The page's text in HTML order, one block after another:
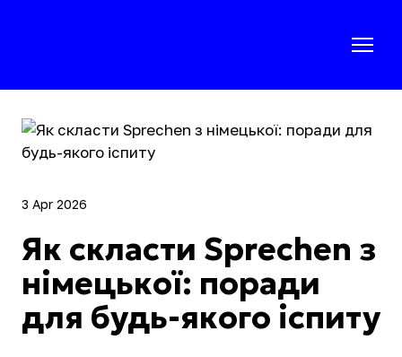
3 Apr 2026
Як скласти Sprechen з
німецької: поради
для будь-якого іспиту